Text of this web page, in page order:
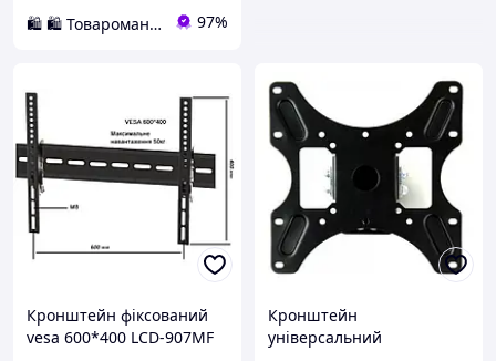
🛍️ 🛍️ Товароманія 🛍️ 🛍️ 97%
Кронштейн фіксований
vesa 600*400 LCD-907MF
Кронштейн
універсальний